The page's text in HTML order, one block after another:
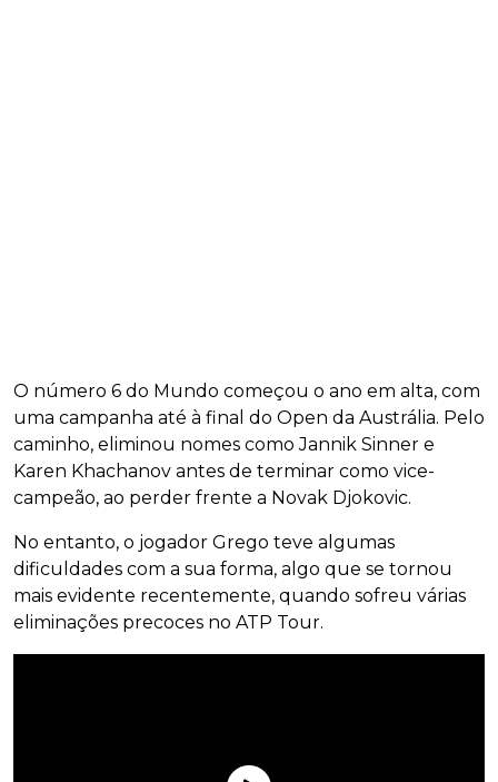
O número 6 do Mundo começou o ano em alta, com
uma campanha até à final do Open da Austrália. Pelo
caminho, eliminou nomes como Jannik Sinner e
Karen Khachanov antes de terminar como vice-
campeão, ao perder frente a Novak Djokovic.
No entanto, o jogador Grego teve algumas
dificuldades com a sua forma, algo que se tornou
mais evidente recentemente, quando sofreu várias
eliminações precoces no ATP Tour.